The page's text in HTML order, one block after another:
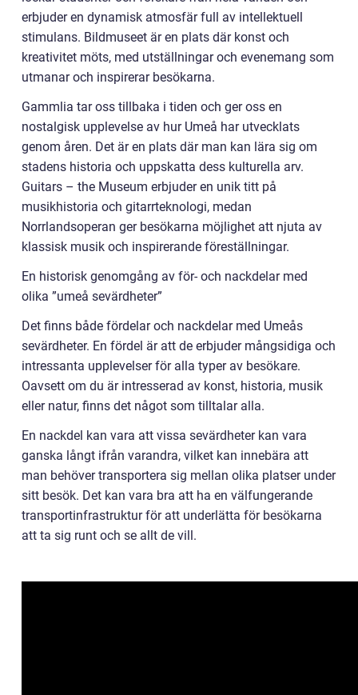
erbjuder en dynamisk atmosfär full av intellektuell
stimulans. Bildmuseet är en plats där konst och
kreativitet möts, med utställningar och evenemang som
utmanar och inspirerar besökarna.
Gammlia tar oss tillbaka i tiden och ger oss en
nostalgisk upplevelse av hur Umeå har utvecklats
genom åren. Det är en plats där man kan lära sig om
stadens historia och uppskatta dess kulturella arv.
Guitars – the Museum erbjuder en unik titt på
musikhistoria och gitarrteknologi, medan
Norrlandsoperan ger besökarna möjlighet att njuta av
klassisk musik och inspirerande föreställningar.
En historisk genomgång av för- och nackdelar med
olika ”umeå sevärdheter”
Det finns både fördelar och nackdelar med Umeås
sevärdheter. En fördel är att de erbjuder mångsidiga och
intressanta upplevelser för alla typer av besökare.
Oavsett om du är intresserad av konst, historia, musik
eller natur, finns det något som tilltalar alla.
En nackdel kan vara att vissa sevärdheter kan vara
ganska långt ifrån varandra, vilket kan innebära att
man behöver transportera sig mellan olika platser under
sitt besök. Det kan vara bra att ha en välfungerande
transportinfrastruktur för att underlätta för besökarna
att ta sig runt och se allt de vill.